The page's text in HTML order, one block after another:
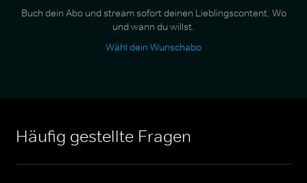
Buch dein Abo und stream sofort deinen Lieblingscontent. Wo
und wann du willst.
Wähl dein Wunschabo
Häufig gestellte Fragen